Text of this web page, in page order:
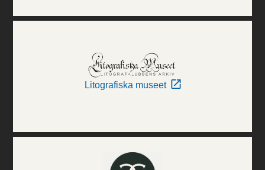
Litografiska museet